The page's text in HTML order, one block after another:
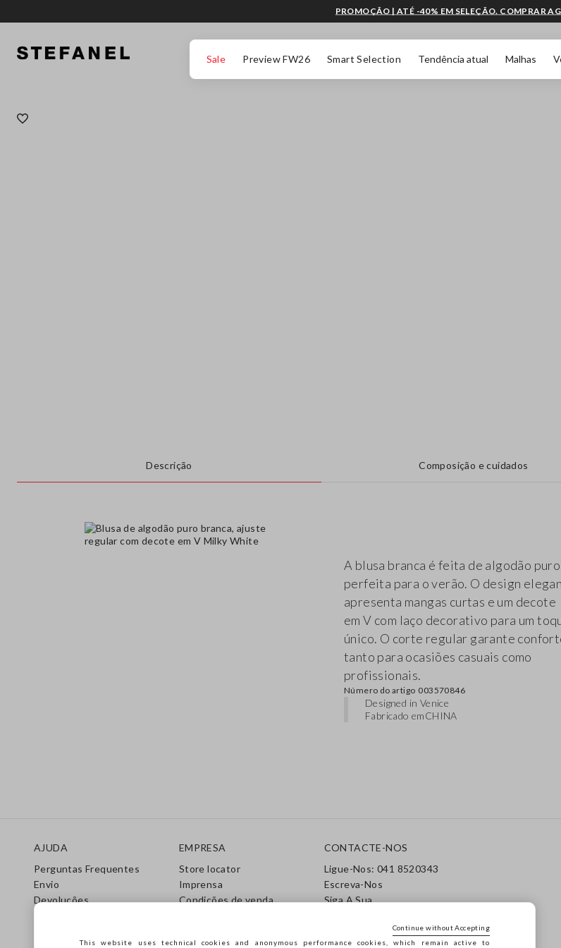
Sale Preview FW26 Smart Selection Tendência atual Malhas
PROMOÇÃO | ATÉ -40% EM SELEÇÃO. COMPRAR
Descrição Composição e cuidados
A blusa branca é feita de algodão
perfeita para o verão. O design
apresenta mangas curtas e um decote
em V com laço decorativo para um
único. O corte regular garante
tanto para ocasiões casuais como
profissionais.
Número do artigo 003570846
Designed in Venice
Fabricado emCHINA
AJUDA
Perguntas Frequentes
Envio
Devoluções
EMPRESA
Store locator
Imprensa
Condições de venda
CONTACTE-NOS
Ligue-Nos: 041 8520343
Escreva-Nos
Siga A Sua
This website uses technical cookies and anonymous performance cookies, which remain active to
Continue without Accepting